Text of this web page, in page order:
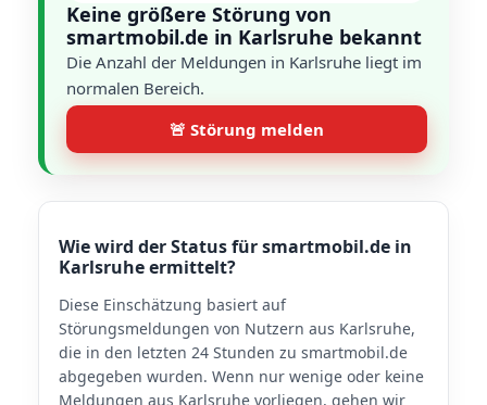
Keine größere Störung von
smartmobil.de in Karlsruhe bekannt
Die Anzahl der Meldungen in Karlsruhe liegt im
normalen Bereich.
🚨 Störung melden
Wie wird der Status für smartmobil.de in
Karlsruhe ermittelt?
Diese Einschätzung basiert auf
Störungsmeldungen von Nutzern aus Karlsruhe,
die in den letzten 24 Stunden zu smartmobil.de
abgegeben wurden. Wenn nur wenige oder keine
Meldungen aus Karlsruhe vorliegen, gehen wir